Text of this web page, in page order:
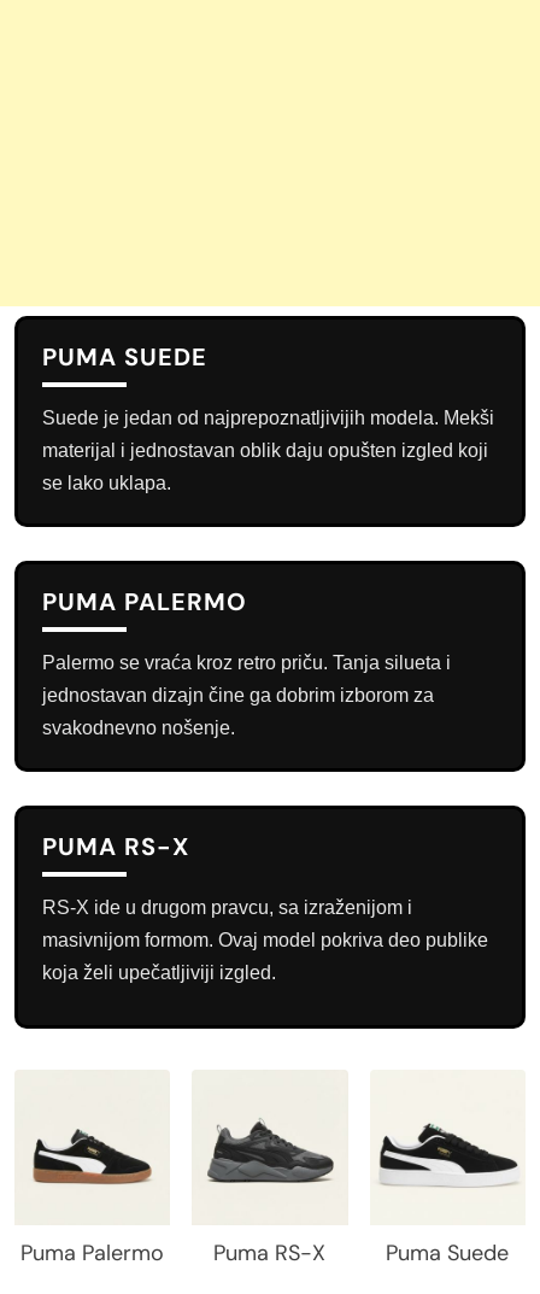
PUMA SUEDE
Suede je jedan od najprepoznatljivijih modela. Mekši
materijal i jednostavan oblik daju opušten izgled koji
se lako uklapa.
PUMA PALERMO
Palermo se vraća kroz retro priču. Tanja silueta i
jednostavan dizajn čine ga dobrim izborom za
svakodnevno nošenje.
PUMA RS-X
RS-X ide u drugom pravcu, sa izraženijom i
masivnijom formom. Ovaj model pokriva deo publike
koja želi upečatljiviji izgled.
Puma Palermo Puma RS-X Puma Suede